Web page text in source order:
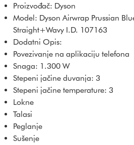
Proizvođač: Dyson
Model: Dyson Airwrap Prussian
Straight+Wavy I.D. 107163
Dodatni Opis:
Povezivanje na aplikaciju telefona
Snaga: 1.300 W
Stepeni jačine duvanja: 3
Stepeni jačine temperature: 3
Lokne
Talasi
Peglanje
Sušenje